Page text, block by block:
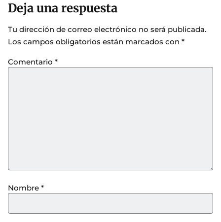
Deja una respuesta
Tu dirección de correo electrónico no será publicada.
Los campos obligatorios están marcados con *
Comentario *
Nombre *